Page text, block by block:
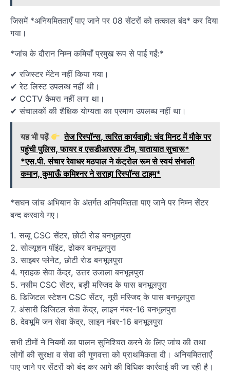
जिसमें *अनियमितताएँ पाए जाने पर 08 सेंटरों को तत्काल बंद* कर दिया
गया।
*जांच के दौरान निम्न कमियाँ प्रमुख रूप से पाई गईं:*
✔ रजिस्टर मेंटेन नहीं किया गया।
✔ रेट लिस्ट उपलब्ध नहीं थी।
✔ CCTV कैमरा नहीं लगा था।
✔ संचालकों की शैक्षिक योग्यता का प्रमाण उपलब्ध नहीं था।
यह भी पढ़ें
तेज रिस्पॉन्स, त्वरित कार्यवाही: चंद मिनट में मौके पर
पहुंची पुलिस, फायर व एसडीआरएफ टीम, यातायात सुचारू*
*एस.पी. संचार रेवाधर मठपाल ने कंट्रोल रूम से स्वयं संभाली
कमान, कुमाऊँ कमिश्नर ने सराहा रिस्पॉन्स टाइम*
*सघन जांच अभियान के अंतर्गत अनियमितता पाए जाने पर निम्न सेंटर
बन्द करवाये गए।
1. सब्बू CSC सेंटर, छोटी रोड बनभूलपुरा
2. सोल्यूशन पॉइंट, ढोकर बनभूलपुरा
3. साइबर प्लेनेट, छोटी रोड बनभूलपुरा
4. ग्राहक सेवा केंद्र, उत्तर उजाला बनभूलपुरा
5. नसीम CSC सेंटर, बड़ी मस्जिद के पास बनभूलपुरा
6. डिजिटल स्टेशन CSC सेंटर, नूरी मस्जिद के पास बनभूलपुरा
7. अंसारी डिजिटल सेवा केंद्र, लाइन नंबर-16 बनभूलपुरा
8. देवभूमि जन सेवा केंद्र, लाइन नंबर-16 बनभूलपुरा
सभी टीमों ने नियमों का पालन सुनिश्चित करने के लिए जांच की तथा
लोगों की सुरक्षा व सेवा की गुणवत्ता को प्राथमिकता दी। अनियमितताएँ
पाए जाने पर सेंटरों को बंद कर आगे की विधिक कार्रवाई की जा रही है।